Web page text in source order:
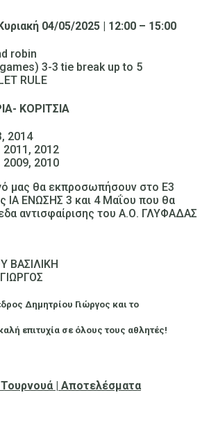
04/05/2025 | 12:00 – 15:00
robin
3-3 tie break up to 5
RULE
ΚΟΡΙΤΣΙΑ
2014
2011, 2012
2009, 2010
μας θα εκπροσωπήσουν στο Ε3
ΙΑ ΕΝΩΣΗΣ 3 και 4 Μαΐου που θα
αντισφαίρισης του Α.Ο. ΓΛΥΦΑΔΑΣ
ΒΑΣΙΛΙΚΗ
Δημητρίου Γιώργος και το
επιτυχία σε όλους τους αθλητές!
| Αποτελέσματα